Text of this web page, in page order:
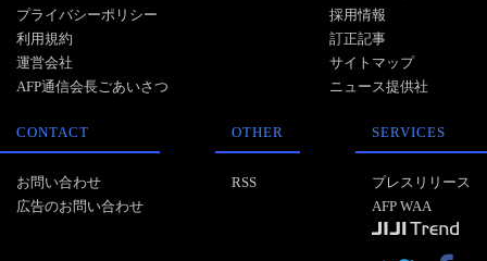
プライバシーポリシー
利用規約
運営会社
AFP通信会長ごあいさつ
採用情報
訂正記事
サイトマップ
ニュース提供社
CONTACT
お問い合わせ
広告のお問い合わせ
OTHER
RSS
SERVICES
プレスリリース
AFP WAA